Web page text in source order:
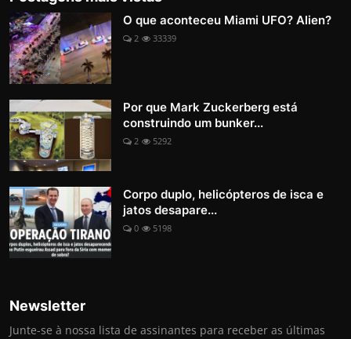
O que aconteceu Miami UFO? Alien?
2 33339
Por que Mark Zuckerberg está
construindo um bunker...
2 5292
Corpo duplo, helicópteros de isca e
jatos desapare...
0 5198
Newsletter
Junte-se à nossa lista de assinantes para receber as últimas